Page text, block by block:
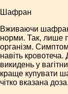
Шафран
Вживаючи
норми. Так, лише
організм.
навіть кровотеча.
викидень у
краще купувати
чітко вказана доза.